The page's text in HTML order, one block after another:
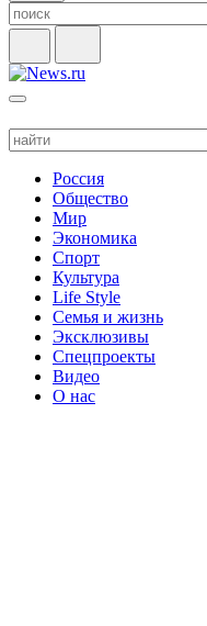
Россия
Общество
Мир
Экономика
Спорт
Культура
Life Style
Семья и жизнь
Эксклюзивы
Спецпроекты
Видео
О нас